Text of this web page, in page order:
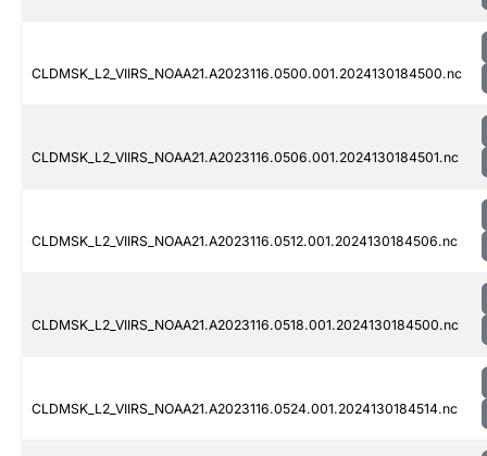
CLDMSK_L2_VIIRS_NOAA21.A2023116.0500.001.2024130184500.nc
CLDMSK_L2_VIIRS_NOAA21.A2023116.0506.001.2024130184501.nc
CLDMSK_L2_VIIRS_NOAA21.A2023116.0512.001.2024130184506.nc
CLDMSK_L2_VIIRS_NOAA21.A2023116.0518.001.2024130184500.nc
CLDMSK_L2_VIIRS_NOAA21.A2023116.0524.001.2024130184514.nc